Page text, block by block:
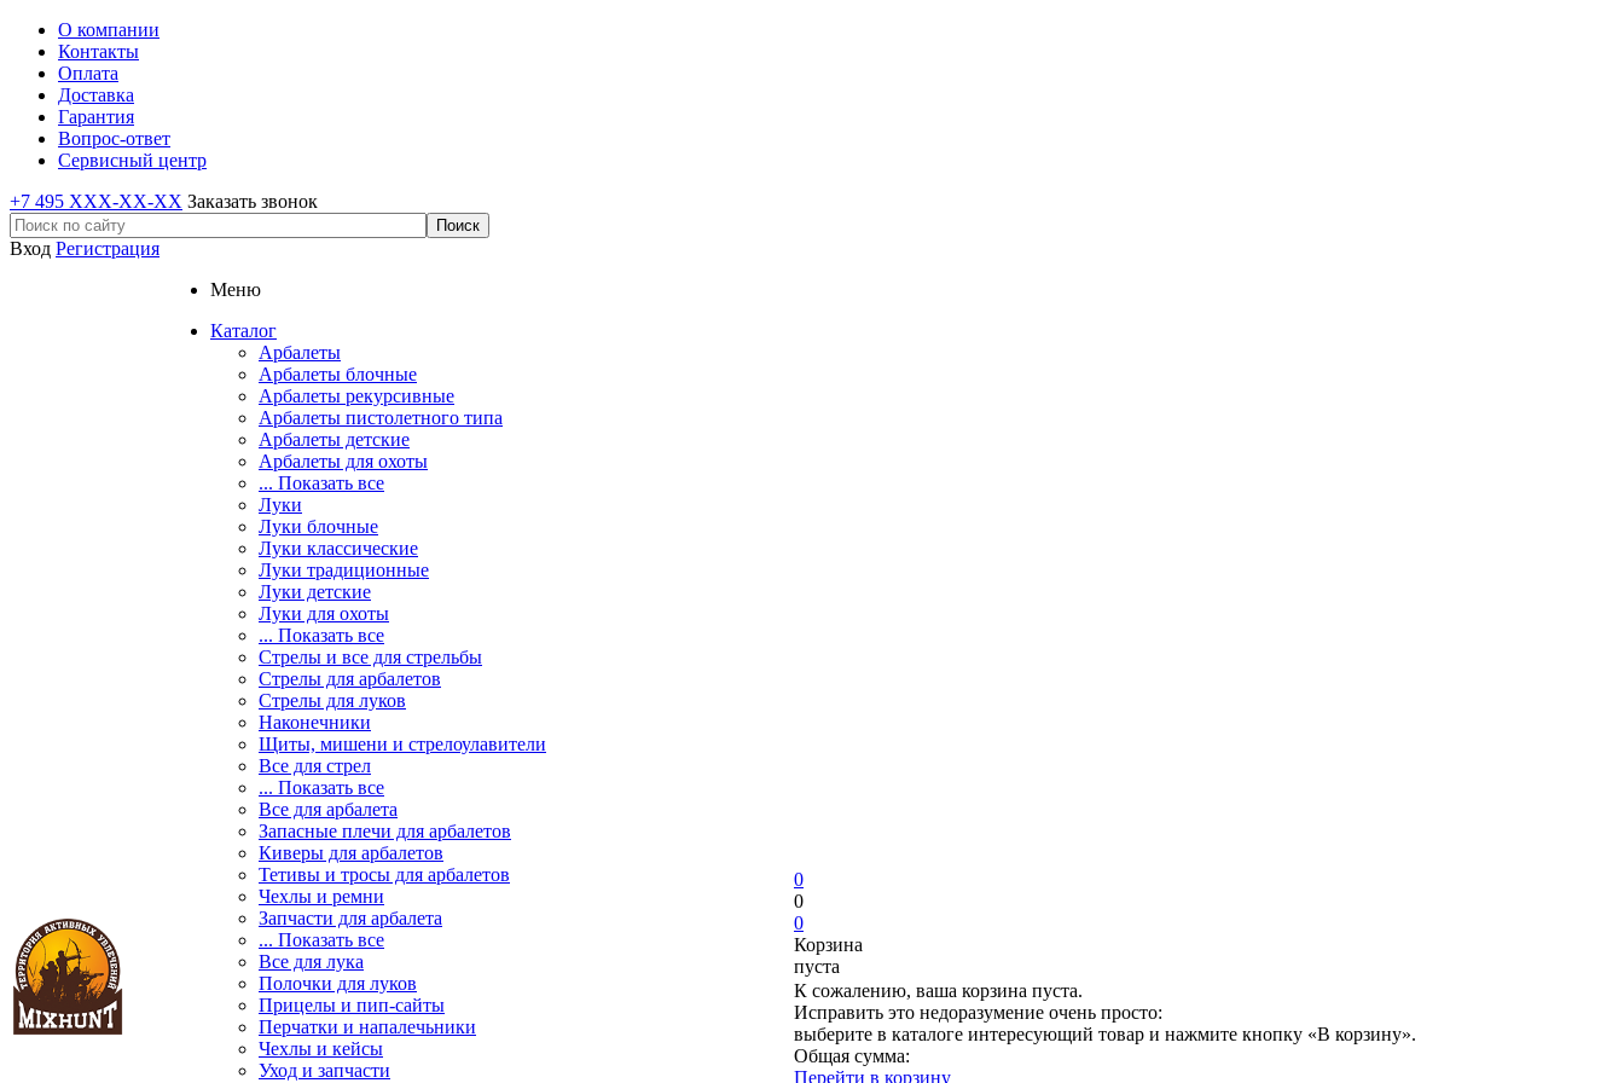
О компании
Контакты
Оплата
Доставка
Гарантия
Вопрос-ответ
Сервисный центр
+7 495 XXX-XX-XX Заказать звонок
Вход Регистрация
Меню
Каталог
Арбалеты
Арбалеты блочные
Арбалеты рекурсивные
Арбалеты пистолетного типа
Арбалеты детские
Арбалеты для охоты
... Показать все
Луки
Луки блочные
Луки классические
Луки традиционные
Луки детские
Луки для охоты
... Показать все
Стрелы и все для стрельбы
Стрелы для арбалетов
Стрелы для луков
Наконечники
Щиты, мишени и стрелоулавители
Все для стрел
... Показать все
Все для арбалета
Запасные плечи для арбалетов
Киверы для арбалетов
Тетивы и тросы для арбалетов
Чехлы и ремни
Запчасти для арбалета
... Показать все
Все для лука
Полочки для луков
Прицелы и пип-сайты
Перчатки и напалечьники
Чехлы и кейсы
Уход и запчасти
0
0
0
Корзина
пуста
К сожалению, ваша корзина пуста.
Исправить это недоразумение очень просто:
выберите в каталоге интересующий товар и нажмите кнопку «В корзину».
Общая сумма:
Перейти в корзину